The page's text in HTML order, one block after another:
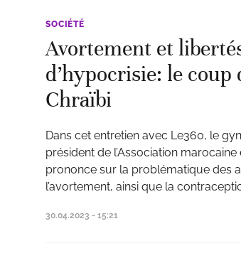
SOCIÉTÉ
Avortement et
d’hypocrisie: le
Chraïbi
Dans cet entretien avec Le360, le
président de l’Association
prononce sur la problématique des
l’avortement, ainsi que la
30.04.2023 - 15:21